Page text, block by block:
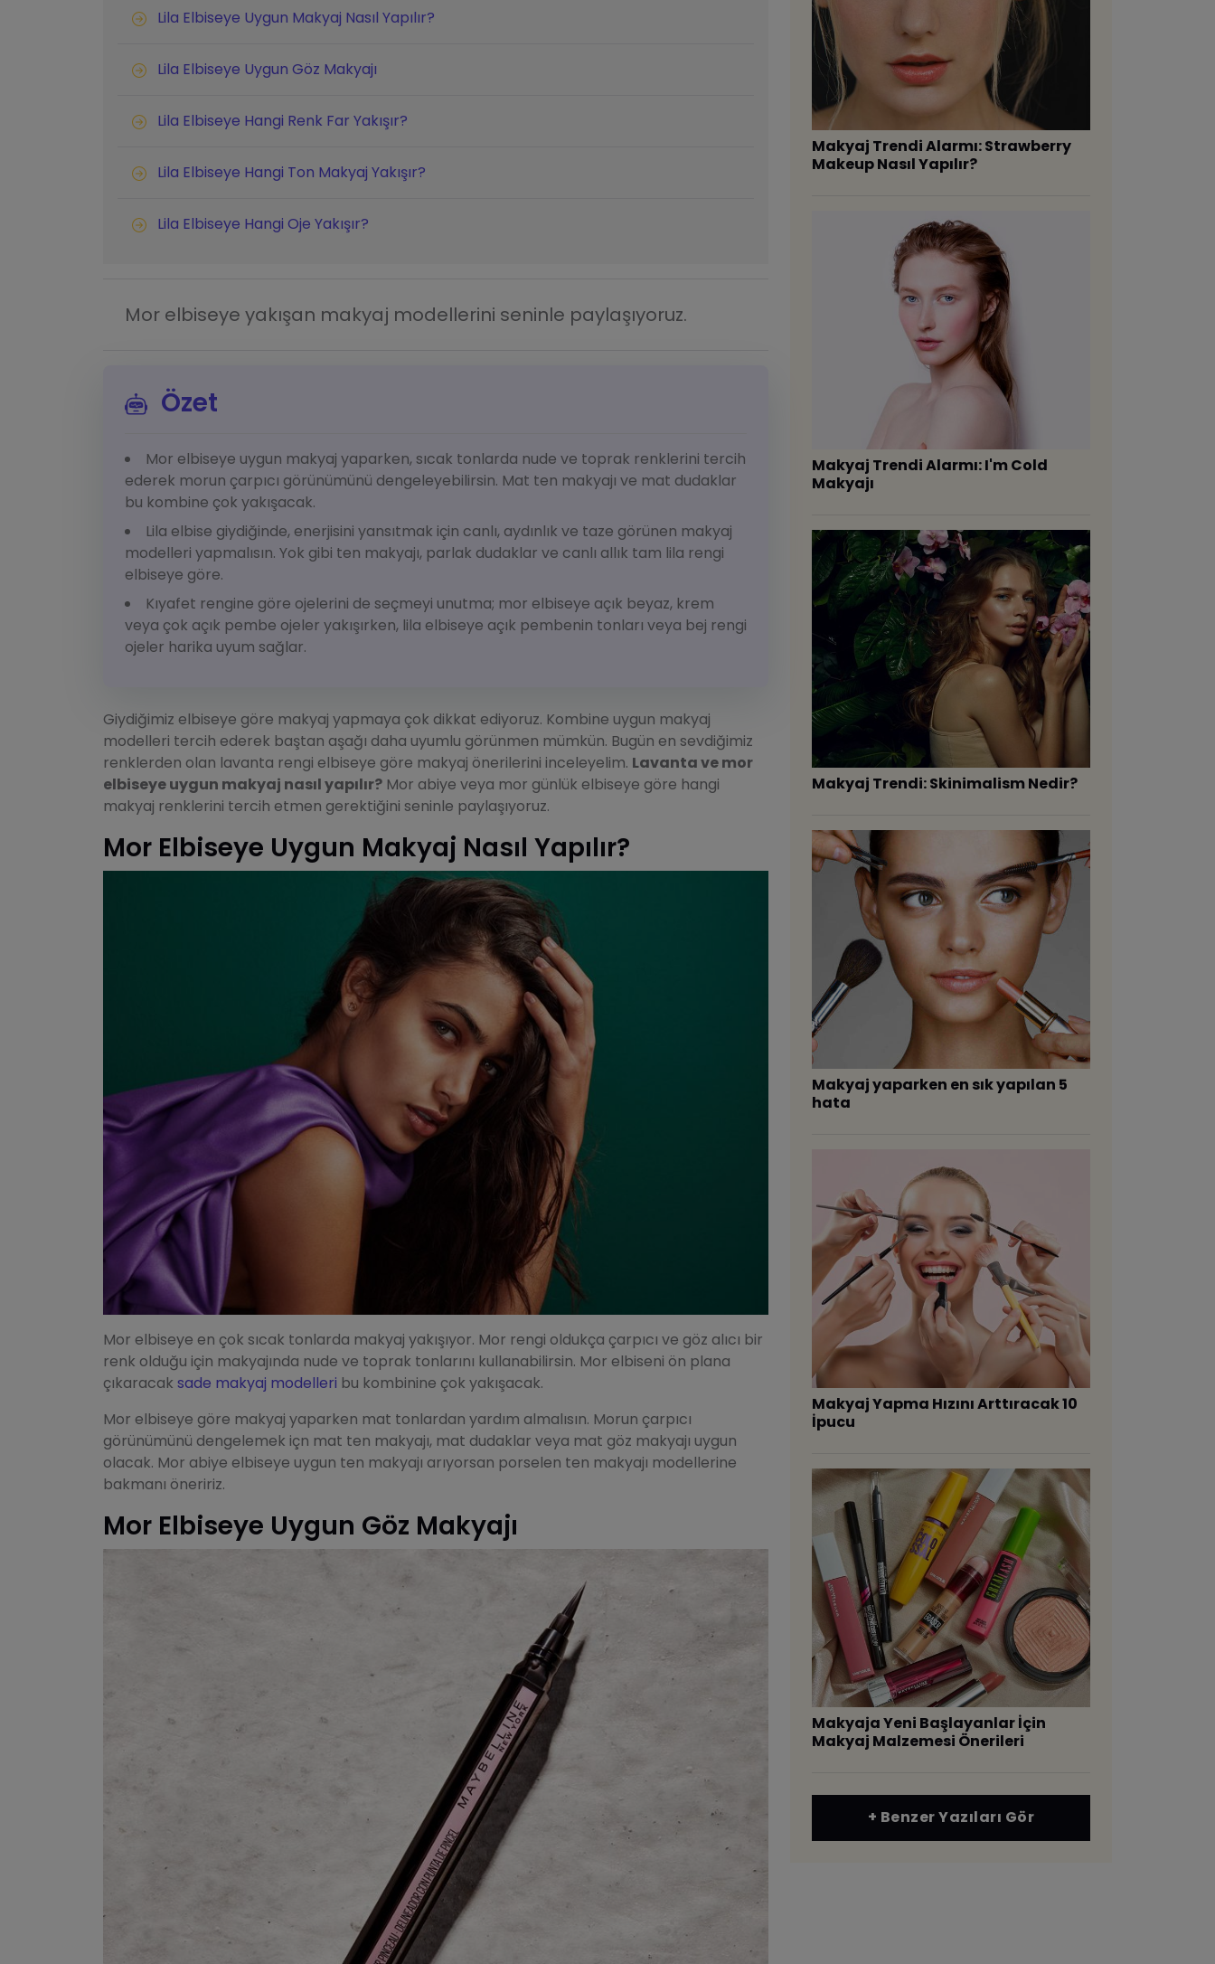
Lila Elbiseye Uygun Makyaj Nasıl Yapılır?
Lila Elbiseye Uygun Göz Makyajı
Lila Elbiseye Hangi Renk Far Yakışır?
Lila Elbiseye Hangi Ton Makyaj Yakışır?
Lila Elbiseye Hangi Oje Yakışır?
Mor elbiseye yakışan makyaj modellerini seninle paylaşıyoruz.
Özet
Mor elbiseye uygun makyaj yaparken, sıcak tonlarda nude ve toprak renklerini tercih
ederek morun çarpıcı görünümünü dengeleyebilirsin. Mat ten makyajı ve mat dudaklar
bu kombine çok yakışacak.
Lila elbise giydiğinde, enerjisini yansıtmak için canlı, aydınlık ve taze görünen makyaj
modelleri yapmalısın. Yok gibi ten makyajı, parlak dudaklar ve canlı allık tam lila rengi
elbiseye göre.
Kıyafet rengine göre ojelerini de seçmeyi unutma; mor elbiseye açık beyaz, krem
veya çok açık pembe ojeler yakışırken, lila elbiseye açık pembenin tonları veya bej rengi
ojeler harika uyum sağlar.
Giydiğimiz elbiseye göre makyaj yapmaya çok dikkat ediyoruz. Kombine uygun makyaj
modelleri tercih ederek baştan aşağı daha uyumlu görünmen mümkün. Bugün en sevdiğimiz
renklerden olan lavanta rengi elbiseye göre makyaj önerilerini inceleyelim. Lavanta ve mor
elbiseye uygun makyaj nasıl yapılır? Mor abiye veya mor günlük elbiseye göre hangi
makyaj renklerini tercih etmen gerektiğini seninle paylaşıyoruz.
Mor Elbiseye Uygun Makyaj Nasıl Yapılır?
Mor elbiseye en çok sıcak tonlarda makyaj yakışıyor. Mor rengi oldukça çarpıcı ve göz alıcı bir
renk olduğu için makyajında nude ve toprak tonlarını kullanabilirsin. Mor elbiseni ön plana
çıkaracak sade makyaj modelleri bu kombinine çok yakışacak.
Mor elbiseye göre makyaj yaparken mat tonlardan yardım almalısın. Morun çarpıcı
görünümünü dengelemek içn mat ten makyajı, mat dudaklar veya mat göz makyajı uygun
olacak. Mor abiye elbiseye uygun ten makyajı arıyorsan porselen ten makyajı modellerine
bakmanı öneririz.
Mor Elbiseye Uygun Göz Makyajı
Makyaj Trendi Alarmı: Strawberry
Makeup Nasıl Yapılır?
Makyaj Trendi Alarmı: I'm Cold
Makyajı
Makyaj Trendi: Skinimalism Nedir?
Makyaj yaparken en sık yapılan 5
hata
​Makyaj Yapma Hızını Arttıracak 10
İpucu
Makyaja Yeni Başlayanlar İçin
Makyaj Malzemesi Önerileri
+ Benzer Yazıları Gör